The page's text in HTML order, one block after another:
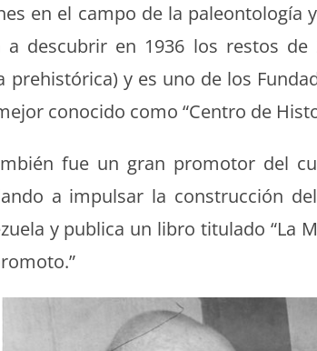
en el cam­po de la pale­on­tología
a des­cubrir en 1936 los restos de
pre­históri­ca) y es uno de los
cono­ci­do como “Cen­tro de
fue un gran pro­mo­tor del
a impul­sar la con­struc­ción
y pub­li­ca un libro tit­u­la­do “La